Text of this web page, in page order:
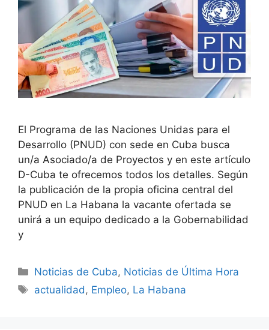
El Programa de las Naciones Unidas para el
Desarrollo (PNUD) con sede en Cuba busca
un/a Asociado/a de Proyectos y en este artículo
D-Cuba te ofrecemos todos los detalles. Según
la publicación de la propia oficina central del
PNUD en La Habana la vacante ofertada se
unirá a un equipo dedicado a la Gobernabilidad
y
Categories
Noticias de Cuba, Noticias de Última Hora
Tags
actualidad , Empleo, La Habana